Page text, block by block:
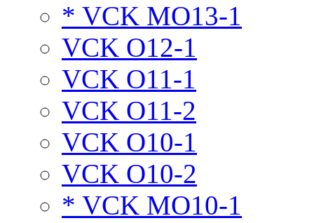
* VCK MO13-1
VCK O12-1
VCK O11-1
VCK O11-2
VCK O10-1
VCK O10-2
* VCK MO10-1